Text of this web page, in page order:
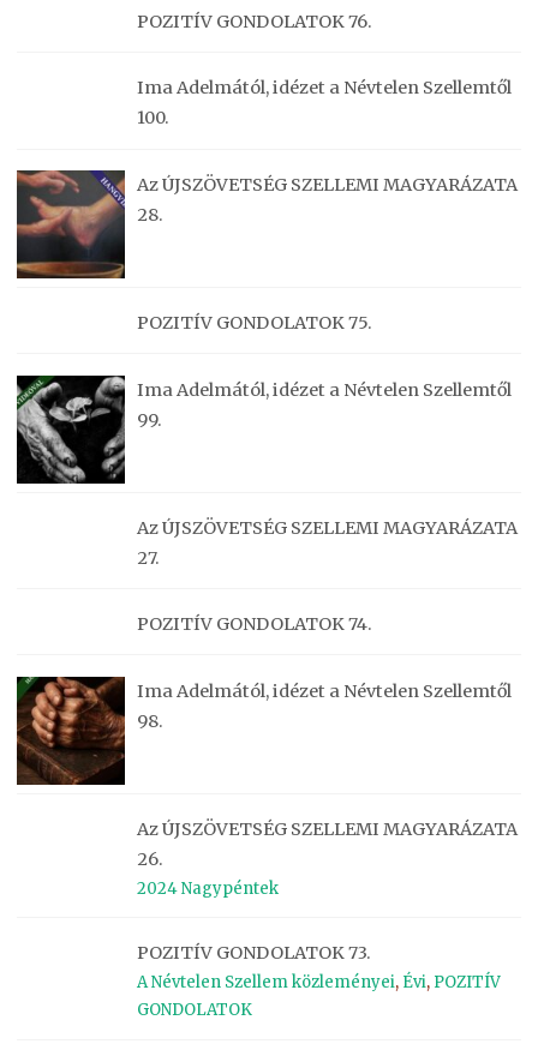
POZITÍV GONDOLATOK 76.
Ima Adelmától, idézet a Névtelen Szellemtől
100.
Az ÚJSZÖVETSÉG SZELLEMI MAGYARÁZATA
28.
POZITÍV GONDOLATOK 75.
Ima Adelmától, idézet a Névtelen Szellemtől
99.
Az ÚJSZÖVETSÉG SZELLEMI MAGYARÁZATA
27.
POZITÍV GONDOLATOK 74.
Ima Adelmától, idézet a Névtelen Szellemtől
98.
Az ÚJSZÖVETSÉG SZELLEMI MAGYARÁZATA
26.
2024 Nagypéntek
POZITÍV GONDOLATOK 73.
A Névtelen Szellem közleményei, Évi, POZITÍV
GONDOLATOK